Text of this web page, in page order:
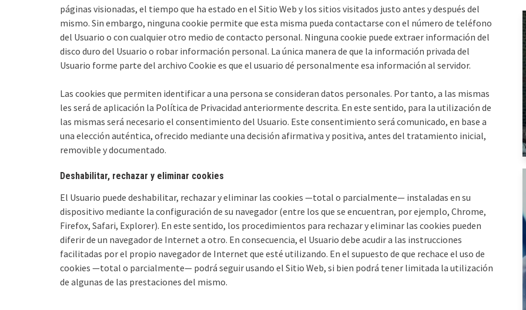
páginas visionadas, el tiempo que ha estado en el Sitio Web y los sitios visitados justo antes y después del
mismo. Sin embargo, ninguna cookie permite que esta misma pueda contactarse con el número de teléfono
del Usuario o con cualquier otro medio de contacto personal. Ninguna cookie puede extraer información del
disco duro del Usuario o robar información personal. La única manera de que la información privada del
Usuario forme parte del archivo Cookie es que el usuario dé personalmente esa información al servidor.
Las cookies que permiten identificar a una persona se consideran datos personales. Por tanto, a las mismas
les será de aplicación la Política de Privacidad anteriormente descrita. En este sentido, para la utilización de
las mismas será necesario el consentimiento del Usuario. Este consentimiento será comunicado, en base a
una elección auténtica, ofrecido mediante una decisión afirmativa y positiva, antes del tratamiento inicial,
removible y documentado.
Deshabilitar, rechazar y eliminar cookies
El Usuario puede deshabilitar, rechazar y eliminar las cookies —total o parcialmente— instaladas en su
dispositivo mediante la configuración de su navegador (entre los que se encuentran, por ejemplo, Chrome,
Firefox, Safari, Explorer). En este sentido, los procedimientos para rechazar y eliminar las cookies pueden
diferir de un navegador de Internet a otro. En consecuencia, el Usuario debe acudir a las instrucciones
facilitadas por el propio navegador de Internet que esté utilizando. En el supuesto de que rechace el uso de
cookies —total o parcialmente— podrá seguir usando el Sitio Web, si bien podrá tener limitada la utilización
de algunas de las prestaciones del mismo.